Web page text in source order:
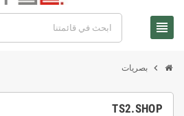
view_headline
chevron_right بصريات
TS2.SHOP